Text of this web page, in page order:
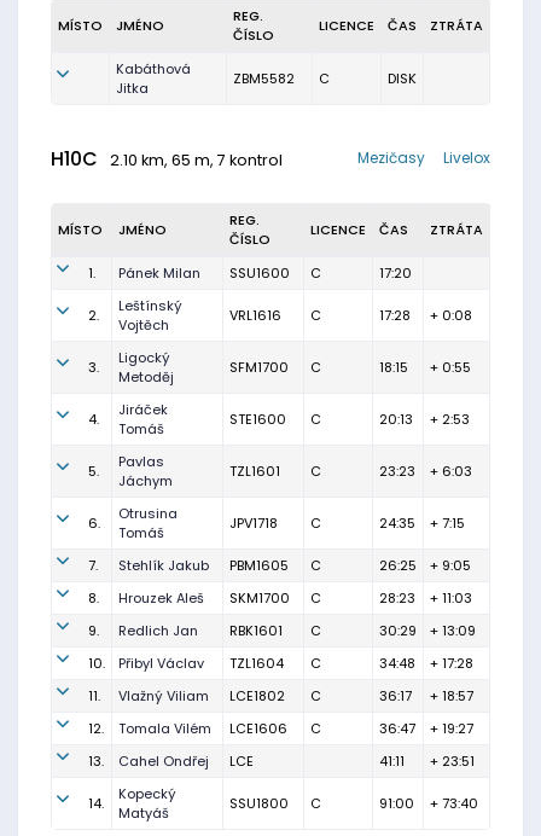
MÍSTO JMÉNO
REG.
ČÍSLO
LICENCE ČAS ZTRÁTA
Kabáthová
Jitka
ZBM5582 C DISK
H10C 2.10 km, 65 m, 7 kontrol Livelox
Mezičasy
MÍSTO JMÉNO
REG.
ČÍSLO
LICENCE ČAS ZTRÁTA
1. Pánek Milan SSU1600 C 17:20
2.
Leštínský
Vojtěch
VRL1616 C 17:28 + 0:08
3.
Ligocký
Metoděj
SFM1700 C 18:15 + 0:55
4.
Jiráček
Tomáš
STE1600 C 20:13 + 2:53
5.
Pavlas
Jáchym
TZL1601 C 23:23 + 6:03
6.
Otrusina
Tomáš
JPV1718 C 24:35 + 7:15
7. Stehlík Jakub PBM1605 C 26:25
+ 9:05
8.
Hrouzek Aleš SKM1700 C 28:23
+ 11:03
9.
Redlich Jan RBK1601 C 30:29
+ 13:09
10.
Přibyl Václav TZL1604 C 34:48
+ 17:28
11.
Vlažný Viliam LCE1802 C 36:17
+ 18:57
12.
Tomala Vilém LCE1606 C 36:47
+ 19:27
13.
Cahel Ondřej LCE 41:11 + 23:51
14.
Kopecký
Matyáš
SSU1800 C 91:00 + 73:40